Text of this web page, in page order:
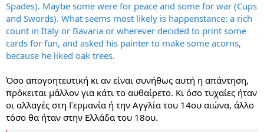
Spades). Maybe some were for peace and some for war (Cups
and Swords). What seems most likely is happenstance: a rich
count in Italy or Bavaria or wherever decided to print some
cards for fun, and asked his painter to make some acorns,
because he liked oak trees.
Όσο απογοητευτική κι αν είναι συνήθως αυτή η απάντηση,
πρόκειται μάλλον για κάτι το αυθαίρετο. Κι όσο τυχαίες ήταν
οι αλλαγές στη Γερμανία ή την Αγγλία του 14ου αιώνα, άλλο
τόσο θα ήταν στην Ελλάδα του 18ου.